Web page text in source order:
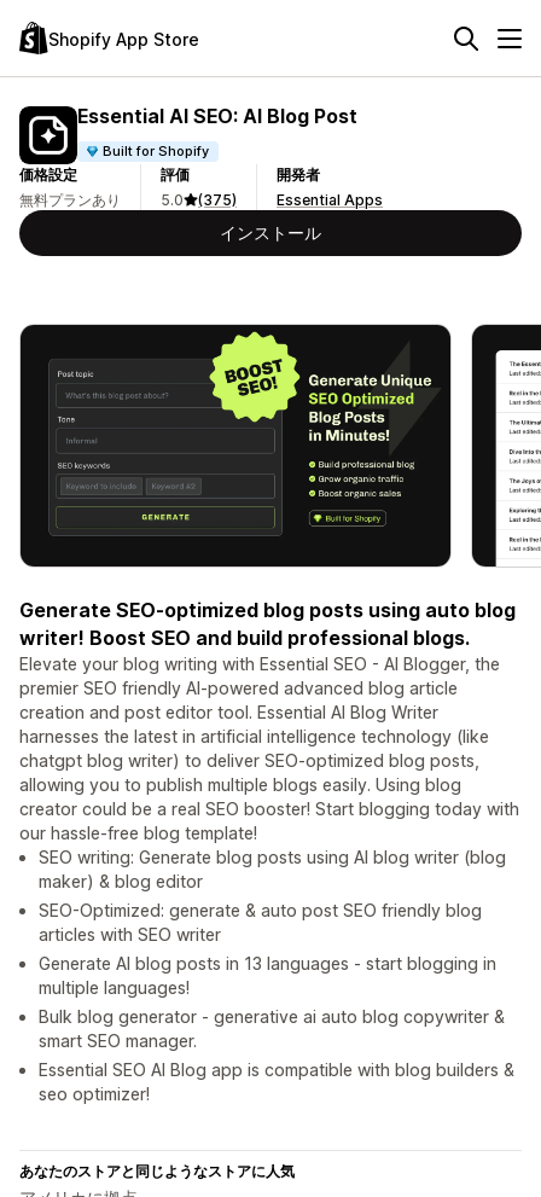
Shopify App Store
Essential AI SEO: AI Blog Post
Built for Shopify
価格設定
無料プランあり
評価
5.0
(375)
開発者
Essential Apps
インストール
Generate SEO-optimized blog posts using auto blog
writer! Boost SEO and build professional blogs.
Elevate your blog writing with Essential SEO - AI Blogger, the
premier SEO friendly AI-powered advanced blog article
creation and post editor tool. Essential AI Blog Writer
harnesses the latest in artificial intelligence technology (like
chatgpt blog writer) to deliver SEO-optimized blog posts,
allowing you to publish multiple blogs easily. Using blog
creator could be a real SEO booster! Start blogging today with
our hassle-free blog template!
SEO writing: Generate blog posts using AI blog writer (blog
maker) & blog editor
SEO-Optimized: generate & auto post SEO friendly blog
articles with SEO writer
Generate AI blog posts in 13 languages - start blogging in
multiple languages!
Bulk blog generator - generative ai auto blog copywriter &
smart SEO manager.
Essential SEO AI Blog app is compatible with blog builders &
seo optimizer!
あなたのストアと同じようなストアに人気